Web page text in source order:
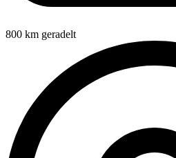
800 km geradelt